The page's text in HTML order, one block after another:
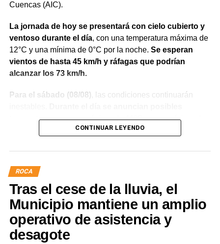
Cuencas (AIC).
La jornada de hoy se presentará con cielo cubierto y
ventoso durante el día, con una temperatura máxima de
12°C y una mínima de 0°C por la noche. Se esperan
vientos de hasta 45 km/h y ráfagas que podrían
alcanzar los 73 km/h.
Para el sábado (08/08) , las condiciones continuarán
tormentas, con una máxima de 11°C y una mínima de
. El viento alcanzará los 46 km/h, con ráfagas de
condiciones meteorológicas
mayormente despejado durante el día y despejado por la
noche. La temperatura oscilará entre una máxima de 7°C
y una mínima de -3°C.
El lunes (10/08) regresará la nubosidad, con cielo
CONTINUAR LEYENDO
ROCA
Tras el cese de la lluvia, el
Municipio mantiene un amplio
operativo de asistencia y
desagote